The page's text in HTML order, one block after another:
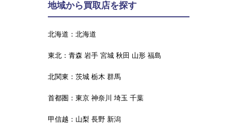
地域から買取店を探す
北海道： 北海道
東北： 青森 岩手 宮城 秋田 山形 福島
北関東： 茨城 栃木 群馬
首都圏： 東京 神奈川 埼玉 千葉
甲信越： 山梨 長野 新潟